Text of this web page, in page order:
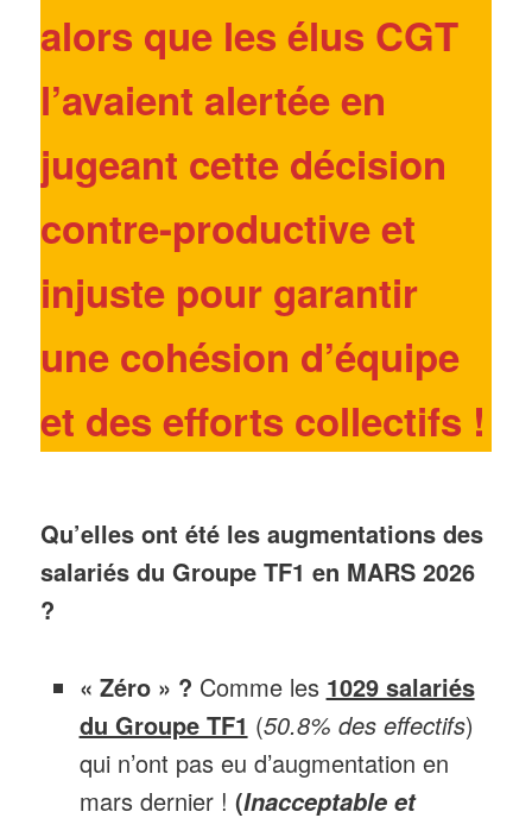
alors que les élus CGT
l’avaient alertée en
jugeant cette décision
contre-productive et
injuste pour garantir
une cohésion d’équipe
et des efforts collectifs !
Qu’elles ont été les augmentations des
salariés du Groupe TF1 en MARS 2026
?
« Zéro » ? Comme les 1029 salariés
du Groupe TF1 (50.8% des effectifs)
qui n’ont pas eu d’augmentation en
mars dernier ! (Inacceptable et